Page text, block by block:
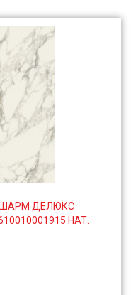
ШАРМ ДЕЛЮКС
НАТ.